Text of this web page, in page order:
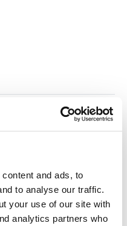
and ads, to
to analyse our traffic.
your use of our site with
analytics partners who
Thule katuseraami
millel on